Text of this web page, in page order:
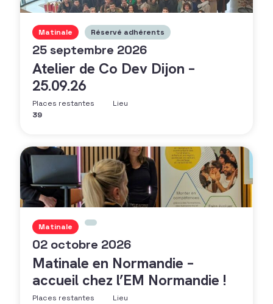
Matinale Réservé adhérents
25 septembre 2026
Atelier de Co Dev Dijon –
25.09.26
Places restantes
39
Lieu
Matinale
02 octobre 2026
Matinale en Normandie –
accueil chez l’EM Normandie !
Places restantes
Lieu